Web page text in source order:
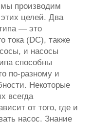
производим
целей. Два
— это
тока (DC), также
и насосы
способны
по-разному и
Некоторые
всегда
от того, где и
насос. Знание